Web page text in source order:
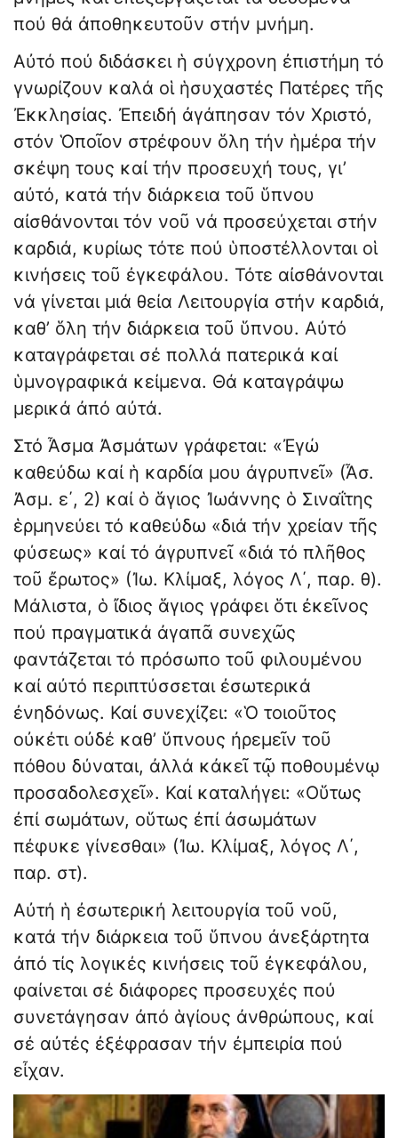
πού θά ἀποθηκευτοῦν στήν μνήμη.
Αὐτό πού διδάσκει ἡ σύγχρονη ἐπιστήμη τό
γνωρίζουν καλά οἱ ἡσυχαστές Πατέρες τῆς
Ἐκκλησίας. Ἐπειδή ἀγάπησαν τόν Χριστό,
στόν Ὁποῖον στρέφουν ὅλη τήν ἡμέρα τήν
σκέψη τους καί τήν προσευχή τους, γι’
αὐτό, κατά τήν διάρκεια τοῦ ὕπνου
αἰσθάνονται τόν νοῦ νά προσεύχεται στήν
καρδιά, κυρίως τότε πού ὑποστέλλονται οἱ
κινήσεις τοῦ ἐγκεφάλου. Τότε αἰσθάνονται
νά γίνεται μιά θεία Λειτουργία στήν καρδιά,
καθ’ ὅλη τήν διάρκεια τοῦ ὕπνου. Αὐτό
καταγράφεται σέ πολλά πατερικά καί
ὑμνογραφικά κείμενα. Θά καταγράψω
μερικά ἀπό αὐτά.
Στό Ἆσμα Ἀσμάτων γράφεται: «Ἐγώ
καθεύδω καί ἡ καρδία μου ἀγρυπνεῖ» (Ἆσ.
Ἀσμ. ε΄, 2) καί ὁ ἅγιος Ἰωάννης ὁ Σιναΐτης
ἑρμηνεύει τό καθεύδω «διά τήν χρείαν τῆς
φύσεως» καί τό ἀγρυπνεῖ «διά τό πλῆθος
τοῦ ἔρωτος» (Ἰω. Κλίμαξ, λόγος Λ΄, παρ. θ).
Μάλιστα, ὁ ἴδιος ἅγιος γράφει ὅτι ἐκεῖνος
πού πραγματικά ἀγαπᾶ συνεχῶς
φαντάζεται τό πρόσωπο τοῦ φιλουμένου
καί αὐτό περιπτύσσεται ἐσωτερικά
ἐνηδόνως. Καί συνεχίζει: «Ὁ τοιοῦτος
οὐκέτι οὐδέ καθ’ ὕπνους ἠρεμεῖν τοῦ
πόθου δύναται, ἀλλά κἀκεῖ τῷ ποθουμένῳ
προσαδολεσχεῖ». Καί καταλήγει: «Οὕτως
ἐπί σωμάτων, οὕτως ἐπί ἀσωμάτων
πέφυκε γίνεσθαι» (Ἰω. Κλίμαξ, λόγος Λ΄,
παρ. στ).
Αὐτή ἡ ἐσωτερική λειτουργία τοῦ νοῦ,
κατά τήν διάρκεια τοῦ ὕπνου ἀνεξάρτητα
ἀπό τίς λογικές κινήσεις τοῦ ἐγκεφάλου,
φαίνεται σέ διάφορες προσευχές πού
συνετάγησαν ἀπό ἁγίους ἀνθρώπους, καί
σέ αὐτές ἐξέφρασαν τήν ἐμπειρία πού
εἶχαν.